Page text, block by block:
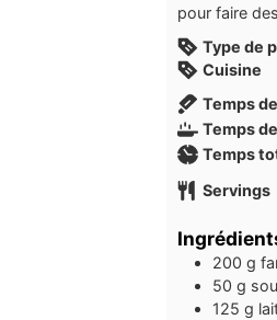
pour faire
Type de
Cuisine
Temps
Temps
Temps
Servings
200 g
50 g
125 g